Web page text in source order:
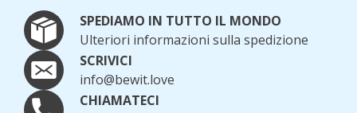
SPEDIAMO IN TUTTO IL MONDO
Ulteriori informazioni sulla spedizione
SCRIVICI
info@bewit.love
CHIAMATECI